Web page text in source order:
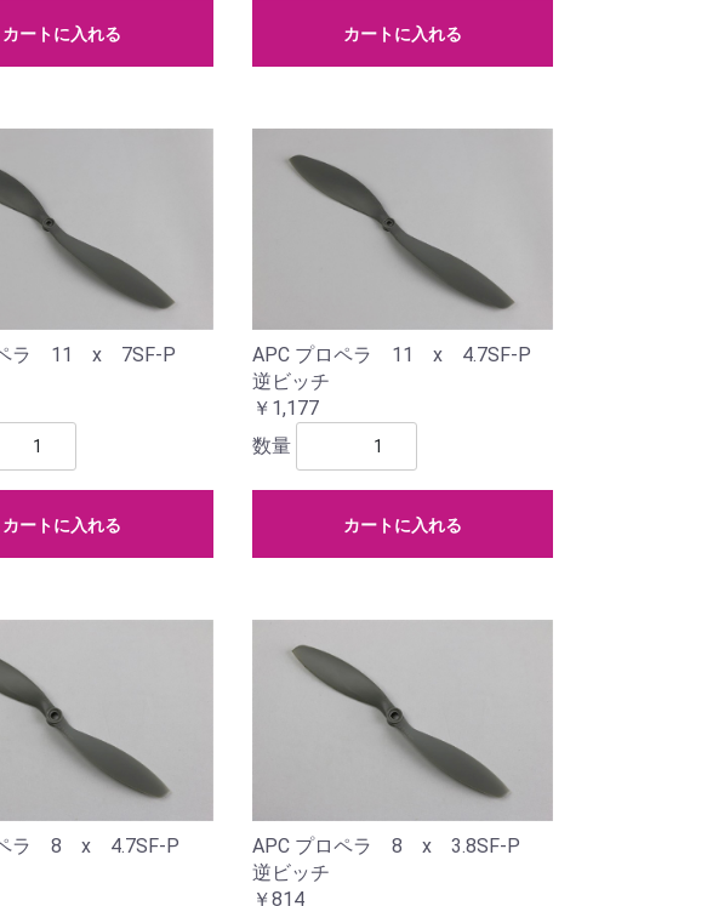
カートに入れる カートに入れる
ペラ 11 x 7SF-P
カートに入れる
APC プロペラ 11 x 4.7SF-P
逆ビッチ
￥1,177
数量
カートに入れる
ペラ 8 x 4.7SF-P
APC プロペラ 8 x 3.8SF-P
逆ビッチ
￥814